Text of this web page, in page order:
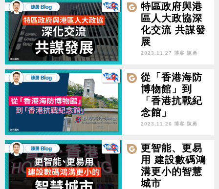
特區政府與港
區人大政協深
化交流 共謀發
展
2023.11.27 博客 陳勇
從「香港海防
博物館」到
「香港抗戰紀
念館」
2023.11.26 博客 陳勇
更智能、更易
用 建設數碼鴻
溝更小的智慧
城市